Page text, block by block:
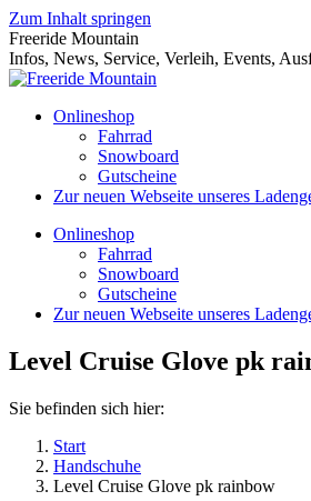
Zum Inhalt springen
Freeride Mountain
Infos, News, Service, Verleih, Events,
Onlineshop
Fahrrad
Snowboard
Gutscheine
Zur neuen Webseite unseres
Onlineshop
Fahrrad
Snowboard
Gutscheine
Zur neuen Webseite unseres
Level Cruise Glove pk
Sie befinden sich hier:
Start
Handschuhe
Level Cruise Glove pk rainbow